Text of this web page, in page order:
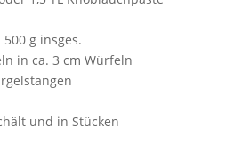
g insges.
in ca. 3 cm Würfeln
und in Stücken